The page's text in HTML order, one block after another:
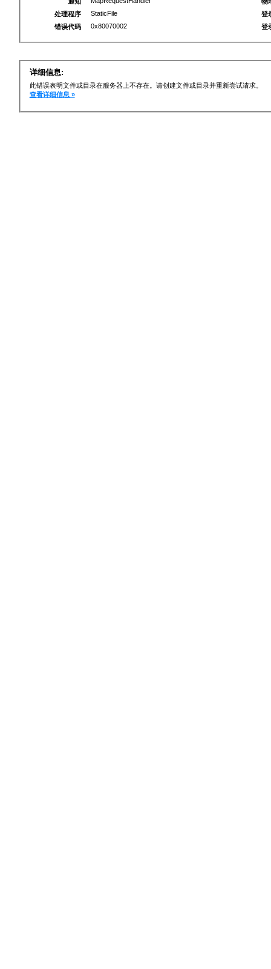
处理程序
StaticFile
错误代码
0x80070002
登
登
详细信息:
此错误表明文件或目录在服务器上不存在。请创建文件或目录并重新尝试请求。
查看详细信息 »